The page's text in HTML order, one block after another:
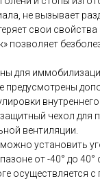
не вызывает
свои
позволяет
для
чехол для
вентиляции.
установить
от -40° до 40°
осуществляется